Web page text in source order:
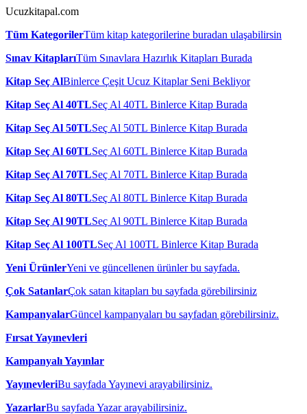
Ucuzkitapal.com
Tüm KategorilerTüm kitap kategorilerine buradan ulaşabilirsin
Sınav KitaplarıTüm Sınavlara Hazırlık Kitapları Burada
Kitap Seç AlBinlerce Çeşit Ucuz Kitaplar Seni Bekliyor
Kitap Seç Al 40TLSeç Al 40TL Binlerce Kitap Burada
Kitap Seç Al 50TLSeç Al 50TL Binlerce Kitap Burada
Kitap Seç Al 60TLSeç Al 60TL Binlerce Kitap Burada
Kitap Seç Al 70TLSeç Al 70TL Binlerce Kitap Burada
Kitap Seç Al 80TLSeç Al 80TL Binlerce Kitap Burada
Kitap Seç Al 90TLSeç Al 90TL Binlerce Kitap Burada
Kitap Seç Al 100TLSeç Al 100TL Binlerce Kitap Burada
Yeni ÜrünlerYeni ve güncellenen ürünler bu sayfada.
Çok SatanlarÇok satan kitapları bu sayfada görebilirsiniz
KampanyalarGüncel kampanyaları bu sayfadan görebilirsiniz.
Fırsat Yayınevleri
Kampanyalı Yayınlar
YayınevleriBu sayfada Yayınevi arayabilirsiniz.
YazarlarBu sayfada Yazar arayabilirsiniz.